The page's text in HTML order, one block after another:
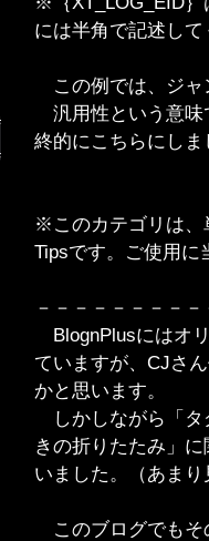
には半角で記述し
この例では、ジャ
汎用性という意味
終的にこちらにしま
※このカテゴリは、
Tipsです。ご使用に
－－－－－－－－
BlognPlusにはオ
ていますが、CJさ
かと思います。
しかしながら「タ
きの折りたたみ」
いました。（あま
このブログでもそ